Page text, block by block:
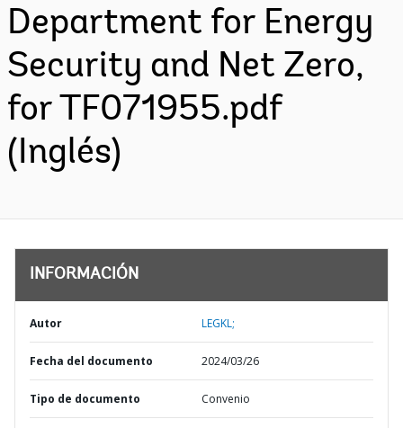
Department for Energy
Security and Net Zero,
for TF071955.pdf
(Inglés)
INFORMACIÓN
Autor LEGKL;
Fecha del documento 2024/03/26
Tipo de documento Convenio